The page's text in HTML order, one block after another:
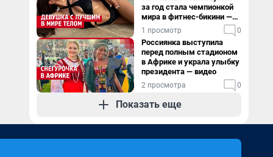
за год стала чемпионкой
мира в фитнес-бикини —
видео
1 просмотр 0
Россиянка выступила
перед полным стадионом
в Африке и украла улыбку
президента — видео
2 просмотра 0
Показать еще